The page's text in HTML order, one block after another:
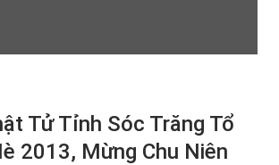
Tử Tỉnh Sóc Trăng Tổ
2013, Mừng Chu Niên